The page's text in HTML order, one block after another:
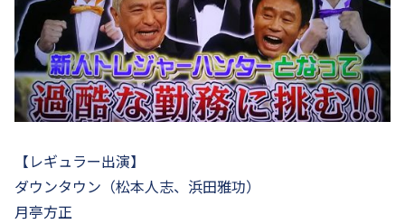
【レギュラー出演】
ダウンタウン（松本人志、浜田雅功）
月亭方正